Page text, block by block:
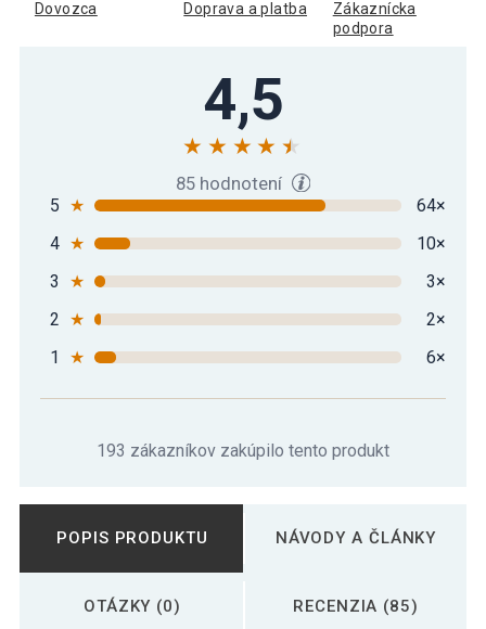
Dovozca Doprava a platba
Zákaznícka
podpora
4,5
85 hodnotení
5 ★
64×
4 ★
10×
3
★
3×
2 ★
2×
1
★ 6×
193 zákazníkov zakúpilo tento produkt
POPIS PRODUKTU NÁVODY A ČLÁNKY
OTÁZKY (0) RECENZIA (85)